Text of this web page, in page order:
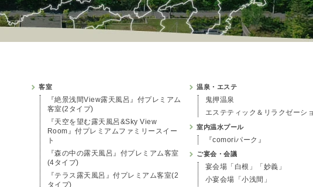
客室
『絶景浅間View露天風呂』付プレミアム
客室(2タイプ)
『天空を望む露天風呂&Sky View
Room』付プレミアムファミリースイー
ト
『森の中の露天風呂』付プレミアム客室
(4タイプ)
『テラス露天風呂』付プレミアム客室(2
タイプ)
温泉・エステ
鬼押温泉
エステティック＆リラクゼーシ
室内温水プール
『comoriパーク』
ご宴会・会議
宴会場「白根」「妙義」
小宴会場「小浅間」